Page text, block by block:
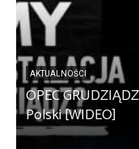
AKTUALNOŚCI
OPEC
Polski [WIDEO]